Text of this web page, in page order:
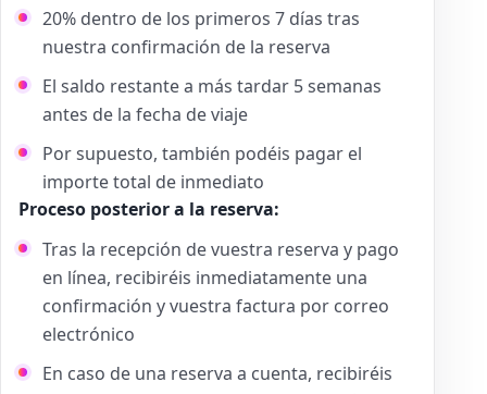
20% dentro de los primeros 7 días tras
nuestra confirmación de la reserva
El saldo restante a más tardar 5 semanas
antes de la fecha de viaje
Por supuesto, también podéis pagar el
importe total de inmediato
Proceso posterior a la reserva:
Tras la recepción de vuestra reserva y pago
en línea, recibiréis inmediatamente una
confirmación y vuestra factura por correo
electrónico
En caso de una reserva a cuenta, recibiréis